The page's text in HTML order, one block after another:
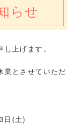
らせ
上げます。
業とさせていただ
日(土)